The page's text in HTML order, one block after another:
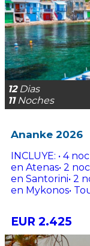
12Dias
11Noches
Ananke 2026
INCLUYE: • 4
en Atenas• 2
en Santorini• 2
en Mykonos•
EUR 2.425